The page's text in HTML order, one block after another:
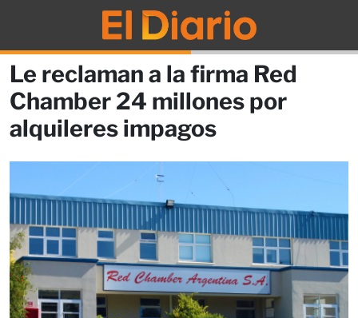
Le reclaman a la firma Red
Chamber 24 millones por
alquileres impagos